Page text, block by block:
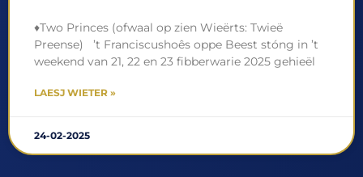
♦Two Princes (ofwaal op zien Wieërts: Twieë
Preense) ’t Franciscushoês oppe Beest stóng in ’t
weekend van 21, 22 en 23 fibberwarie 2025 gehieël
LAESJ WIETER »
24-02-2025